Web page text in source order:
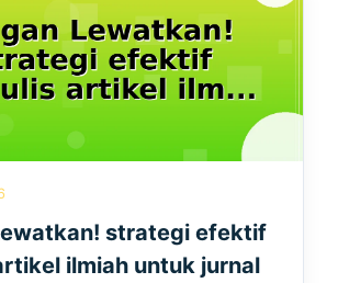
strategi efektif
ilmiah untuk jurnal